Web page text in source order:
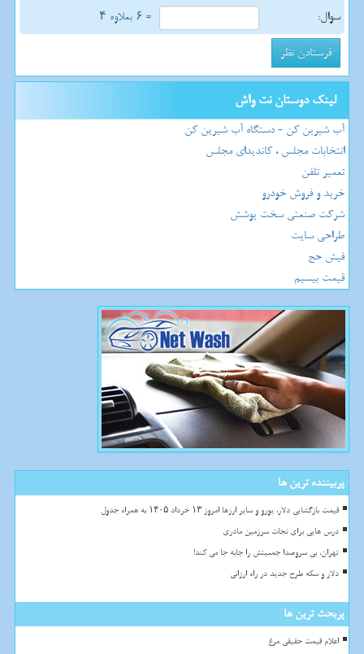
سوال: = ۶ بعلاوه ۴
لینک دوستان نت واش
آب شیرین کن - دستگاه آب شیرین کن
انتخابات مجلس ، کاندیدای مجلس
تعمیر تلفن
خرید و فروش خودرو
شرکت صنعتی سخت پوشش
طراحی سایت
فیش حج
قیمت بیسیم
پربیننده ترین ها
قیمت بازگشایی دلار، یورو و سایر ارزها امروز ۱۳ خرداد ۱۴۰۵ به همراه جدول
درس هایی برای نجات سرزمین مادری
تهران، بی سروصدا جمعیتش را جابه جا می کند!
دلار و سکه طرح جدید در راه ارزانی
پربحث ترین ها
اعلام قیمت حقیقی مرغ